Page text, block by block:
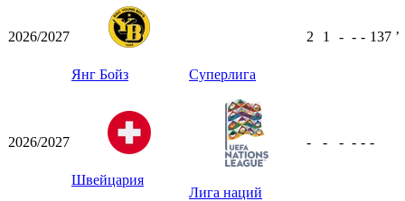
2026/2027
Янг Бойз Суперлига
2 1 - - - 137 ʼ
2026/2027
Швейцария
Лига наций
- - - - - -